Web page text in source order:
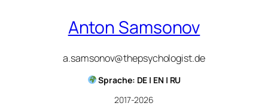
Anton Samsonov
a.samsonov@thepsychologist.de
Sprache: DE | EN | RU
2017-2026